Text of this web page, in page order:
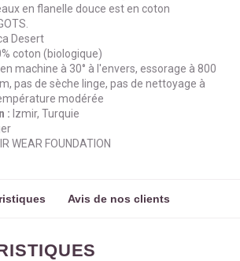
en flanelle douce est en coton
Desert
coton (biologique)
en machine à 30° à l'envers, essorage à 800
pas de sèche linge, pas de nettoyage à
modérée
: Izmir, Turquie
WEAR FOUNDATION
Avis de nos clients